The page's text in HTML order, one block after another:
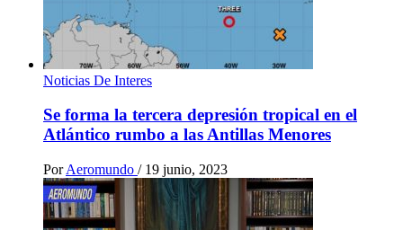
Noticias De Interes
Se forma la tercera depresión tropical en el
Atlántico rumbo a las Antillas Menores
Por Aeromundo / 19 junio, 2023